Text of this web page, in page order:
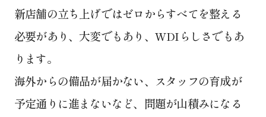
新店舗の立ち上げではゼロからすべてを整える
必要があり、大変でもあり、WDIらしさでもあ
ります。
海外からの備品が届かない、スタッフの育成が
予定通りに進まないなど、問題が山積みになる